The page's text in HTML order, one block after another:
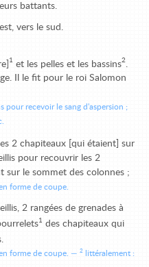
battants.
vers le sud.
1 et les pelles et les bassins2
Il le fit pour le roi Salomon
pour recevoir le sang d'aspersion ;
2 chapiteaux [qui étaient] sur
pour recouvrir les 2
sur le sommet des colonnes ;
forme de coupe.
2 rangées de grenades à
1
des chapiteaux qui
forme de coupe. 2
littéralement :